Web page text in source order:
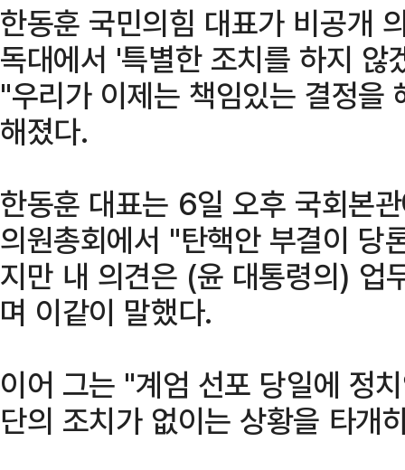
한동훈 국민의힘 대표가 비공개
독대에서 '특별한 조치를 하지 않
"우리가 이제는 책임있는 결정을
해졌다.
한동훈 대표는 6일 오후 국회본
의원총회에서 "탄핵안 부결이 당
지만 내 의견은 (윤 대통령의) 업
며 이같이 말했다.
이어 그는 "계엄 선포 당일에 정
단의 조치가 없이는 상황을 타개